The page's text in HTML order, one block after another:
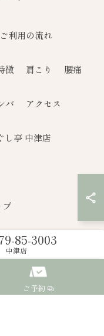
85-3003
中津店
ご予約
ご利用の流れ
徴 肩こり 腰痛
パ アクセス
し亭 中津店
プ
ほぐし亭 ALL RIGHTS